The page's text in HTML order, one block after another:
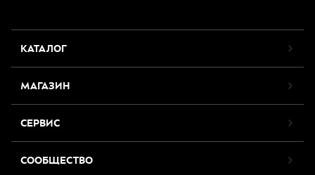
КАТАЛОГ
МАГАЗИН
СЕРВИС
СООБЩЕСТВО